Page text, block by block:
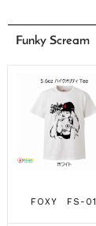
Funky Scream
FOXY FS-01